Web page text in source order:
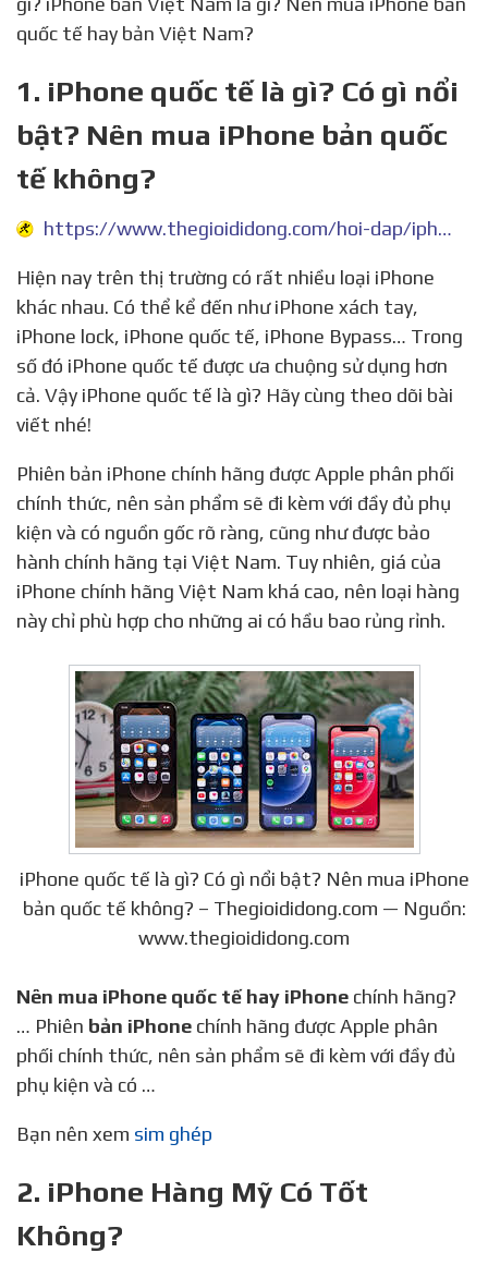
quốc tế hay bản Việt Nam?
1. iPhone quốc tế là gì? Có gì nổi
bật? Nên mua iPhone bản quốc
tế không?
https://www.thegioididong.com/hoi-dap/iphone-quoc-te-la-gi-567179
Hiện nay trên thị trường có rất nhiều loại iPhone
khác nhau. Có thể kể đến như iPhone xách tay,
iPhone lock, iPhone quốc tế, iPhone Bypass… Trong
số đó iPhone quốc tế được ưa chuộng sử dụng hơn
cả. Vậy iPhone quốc tế là gì? Hãy cùng theo dõi bài
viết nhé!
Phiên bản iPhone chính hãng được Apple phân phối
chính thức, nên sản phẩm sẽ đi kèm với đầy đủ phụ
kiện và có nguồn gốc rõ ràng, cũng như được bảo
hành chính hãng tại Việt Nam. Tuy nhiên, giá của
iPhone chính hãng Việt Nam khá cao, nên loại hàng
này chỉ phù hợp cho những ai có hầu bao rủng rỉnh.
iPhone quốc tế là gì? Có gì nổi bật? Nên mua iPhone
bản quốc tế không? – Thegioididong.com — Nguồn:
www.thegioididong.com
Nên mua iPhone quốc tế hay iPhone chính hãng?
… Phiên bản iPhone chính hãng được Apple phân
phối chính thức, nên sản phẩm sẽ đi kèm với đầy đủ
phụ kiện và có …
Bạn nên xem sim ghép
2. iPhone Hàng Mỹ Có Tốt
Không?